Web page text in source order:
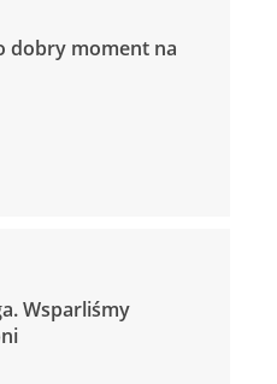
dobry moment na
Wsparliśmy